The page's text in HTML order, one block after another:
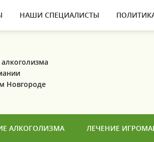
НАШИ СПЕЦИАЛИСТЫ
Новгороде
АЛКОГОЛИЗМА ЛЕЧЕНИЕ